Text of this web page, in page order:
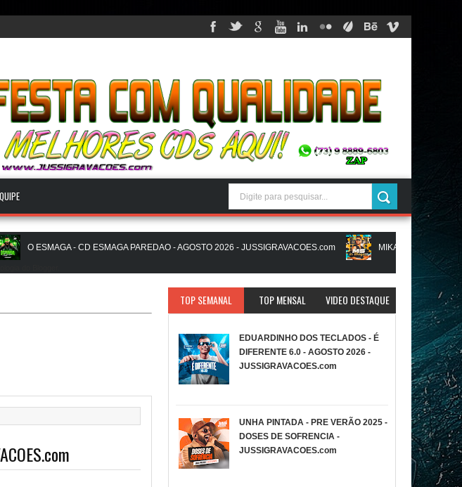
O ESMAGA - CD ESMAGA PAREDAO - AGOSTO 2026 - JUSSIGRAVACOES.com MIKAEL SANTOS - MS IN
NATANZINHO LIMA - NA LIGA EM SAMPA - CD NOVO
TOP SEMANAL TOP MENSAL VIDEO DESTAQUE
EDUARDINHO DOS TECLADOS - É
DIFERENTE 6.0 - AGOSTO 2026 -
JUSSIGRAVACOES.com
UNHA PINTADA - PRE VERÃO 2025 -
DOSES DE SOFRENCIA -
JUSSIGRAVACOES.com